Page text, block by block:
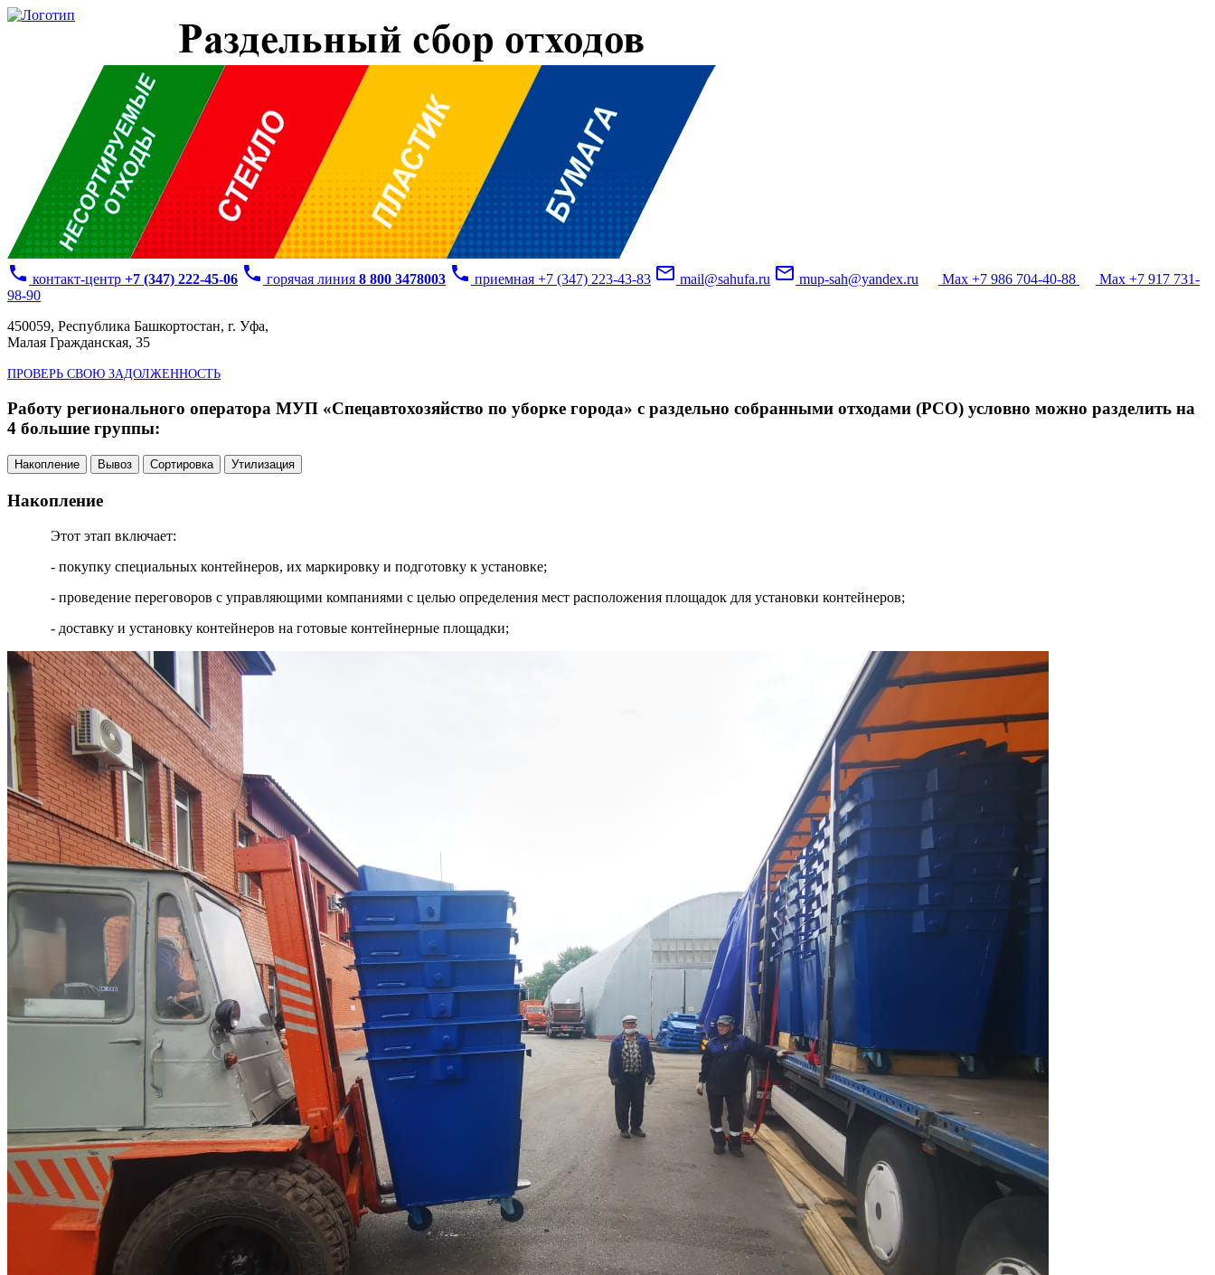
phone контакт-центр +7 (347) 222-45-06 phone горячая линия 8 800 3478003 phone приемная +7 (347) 223-43-83 mail_outline mail@sahufa.ru mail_outline mup-sah@yandex.ru Max +7 986 704-40-88
Max +7 917 731-
98-90
450059, Республика Башкортостан, г. Уфа,
Малая Гражданская, 35
ПРОВЕРЬ СВОЮ ЗАДОЛЖЕННОСТЬ
Работу регионального оператора МУП «Спецавтохозяйство по уборке города» с раздельно собранными отходами (РСО) условно можно разделить на
4 большие группы:
Накопление Вывоз Сортировка Утилизация
Накопление
Этот этап включает:
- покупку специальных контейнеров, их маркировку и подготовку к установке;
- проведение переговоров с управляющими компаниями с целью определения мест расположения площадок для установки контейнеров;
- доставку и установку контейнеров на готовые контейнерные площадки;